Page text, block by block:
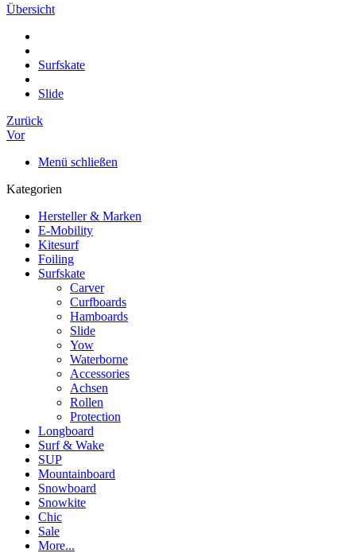
Übersicht
Surfskate
Slide
Zurück
Vor
Menü schließen
Kategorien
Hersteller & Marken
E-Mobility
Kitesurf
Foiling
Surfskate
Carver
Curfboards
Hamboards
Slide
Yow
Waterborne
Accessories
Achsen
Rollen
Protection
Longboard
Surf & Wake
SUP
Mountainboard
Snowboard
Snowkite
Chic
Sale
More...